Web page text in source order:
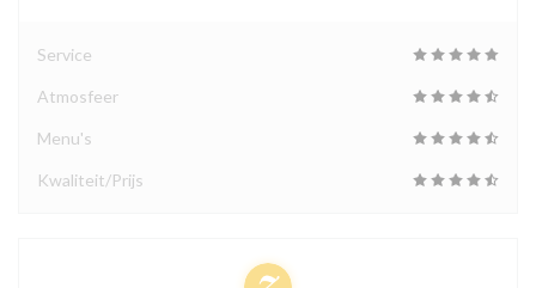
Service
Atmosfeer
Menu's
Kwaliteit/Prijs